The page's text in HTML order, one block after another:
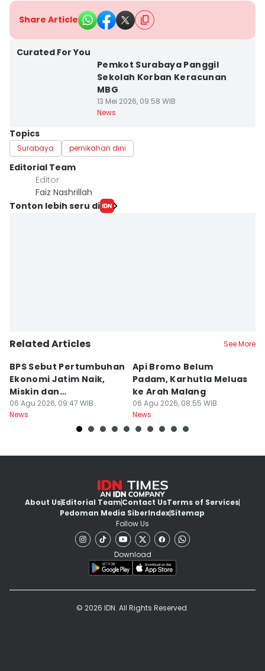
Share Article
Curated For You
Pemkot Surabaya Panggil
Sekolah Korban Keracunan
MBG
13 Mei 2026, 09:58 WIB
News
Topics
Surabaya pernikahan dini
Editorial Team
Editor
Faiz Nashrillah
Tonton lebih seru di
Related Articles See More
BPS Sebut Pertumbuhan
Ekonomi Jatim Naik,
Miskin dan
Pengangguran Turun
06 Agu 2026, 09:47 WIB
News
Api Bromo Belum
Padam, Karhutla Meluas
ke Arah Malang
06 Agu 2026, 08:55 WIB
News
About UsEditorial TeamContact UsTerms of Services
Pedoman Media SiberIndexSitemap
Follow Us
Download
© 2026 IDN. All Rights Reserved.